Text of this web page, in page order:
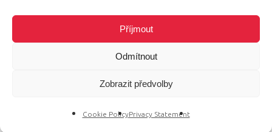
Příjmout
Odmítnout
Zobrazit předvolby
Cookie PolicyPrivacy Statement
730158883
© 2026 Equal Pay Day.